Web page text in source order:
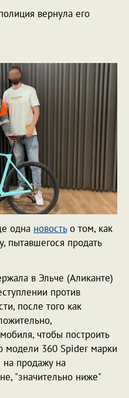
вернула его
одна новостьо том, как
пытавшегося продать
в Эльче (Аликанте)
против
после того как
чтобы построить
модели 360 Spider марки
на продажу на
"значительно ниже"